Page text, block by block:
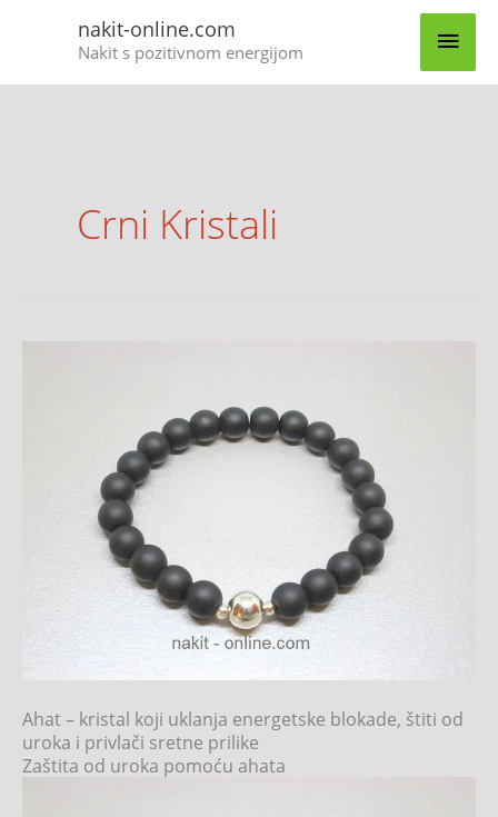
nakit-online.com
Nakit s pozitivnom energijom
Crni Kristali
Ahat – kristal koji uklanja energetske blokade, štiti od
uroka i privlači sretne prilike
Zaštita od uroka pomoću ahata